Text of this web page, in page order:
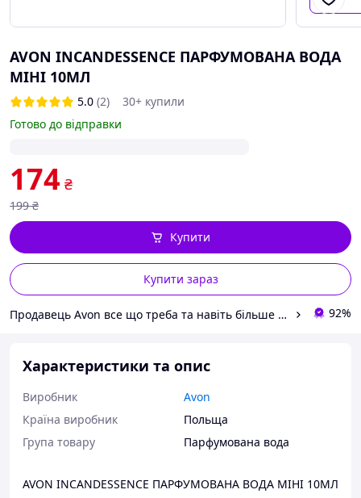
AVON INCANDESSENCE ПАРФУМОВАНА ВОДА
МІНІ 10МЛ
5.0 (2)
30+ купили
Готово до відправки
174 ₴
199 ₴
Купити зараз
Купити
Продавець Avon все що треба та навіть більше від Анни 92%
Характеристики та опис
Виробник
Avon
Країна виробник
Польща
Група товару
Парфумована вода
AVON INCANDESSENCE ПАРФУМОВАНА ВОДА МІНІ 10МЛ